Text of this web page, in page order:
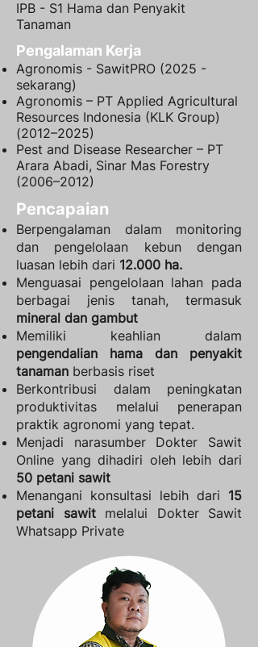
IPB - S1 Hama dan Penyakit
Tanaman
Pengalaman Kerja
Agronomis - SawitPRO (2025 -
sekarang)
Agronomis – PT Applied Agricultural
Resources Indonesia (KLK Group)
(2012–2025)
Pest and Disease Researcher – PT
Arara Abadi, Sinar Mas Forestry
(2006–2012)
Pencapaian
Berpengalaman dalam monitoring
dan pengelolaan kebun dengan
luasan lebih dari 12.000 ha.
Menguasai pengelolaan lahan pada
berbagai jenis tanah, termasuk
mineral dan gambut
Memiliki keahlian dalam
pengendalian hama dan penyakit
tanaman berbasis riset
Berkontribusi dalam peningkatan
produktivitas melalui penerapan
praktik agronomi yang tepat.
Menjadi narasumber Dokter Sawit
Online yang dihadiri oleh lebih dari
50 petani sawit
Menangani konsultasi lebih dari 15
petani sawit melalui Dokter Sawit
Whatsapp Private